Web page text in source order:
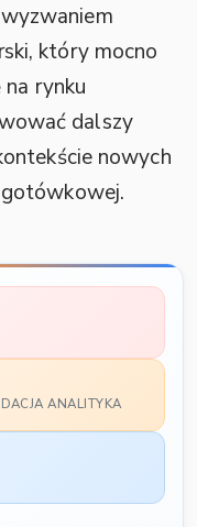
który mocno
rynku
dalszy
nowych
ANALITYKA